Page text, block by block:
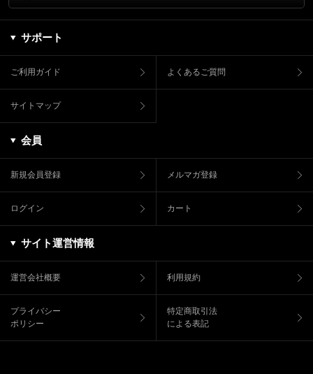
サポート
ご利用ガイド よくあるご質問
サイトマップ
会員
新規会員登録 メルマガ登録
ログイン カート
サイト運営情報
運営会社概要 利用規約
プライバシー
ポリシー
特定商取引法
による表記